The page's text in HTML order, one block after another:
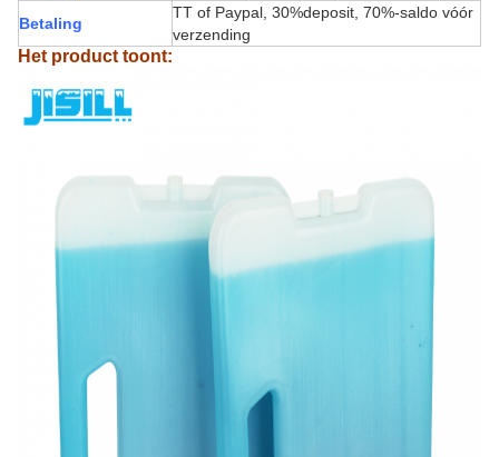
Betaling
TT of Paypal, 30%deposit, 70%-saldo vóór
verzending
Het product toont: